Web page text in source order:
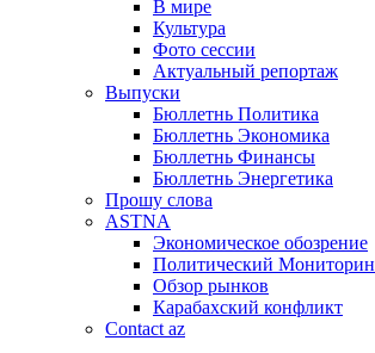
В мире
Культура
Фото сессии
Актуальный репортаж
Выпуски
Бюллетнь Политика
Бюллетнь Экономика
Бюллетнь Финансы
Бюллетнь Энергетика
Прошу слова
ASTNA
Экономическое обозрение
Политический
Обзор рынков
Карабахский конфликт
Contact az